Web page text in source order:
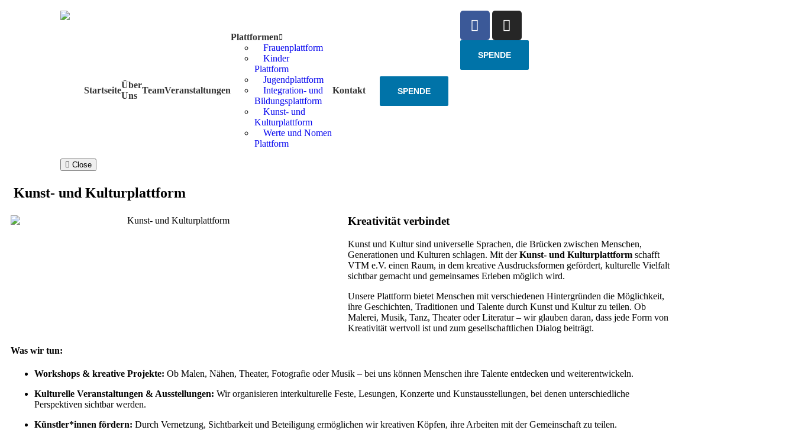
Startseite
Über
Uns
TeamVeranstaltungen
Plattformen
Frauenplattform
Kinder
Plattform
Jugendplattform
Integration- und
Bildungsplattform
Kunst- und
Kulturplattform
Werte und Nomen
Plattform
Kontakt
Close
SPENDE
SPENDE
Kunst- und Kulturplattform
Kreativität verbindet
Kunst und Kultur sind universelle Sprachen, die Brücken zwischen Menschen,
Generationen und Kulturen schlagen. Mit derKunst- und Kulturplattform schafft
VTM e.V. einen Raum, in dem kreative Ausdrucksformen gefördert, kulturelle Vielfalt
sichtbar gemacht und gemeinsames Erleben möglich wird.
Unsere Plattform bietet Menschen mit verschiedenen Hintergründen die Möglichkeit,
ihre Geschichten, Traditionen und Talente durch Kunst und Kultur zu teilen. Ob
Malerei, Musik, Tanz, Theater oder Literatur – wir glauben daran, dass jede Form von
Kreativität wertvoll ist und zum gesellschaftlichen Dialog beiträgt.
Was wir tun:
Workshops & kreative Projekte: Ob Malen, Nähen, Theater, Fotografie oder Musik – bei uns können Menschen ihre Talente entdecken und weiterentwickeln.
Kulturelle Veranstaltungen & Ausstellungen: Wir organisieren interkulturelle Feste, Lesungen, Konzerte und Kunstausstellungen, bei denen unterschiedliche
Perspektiven sichtbar werden.
Künstler*innen fördern: Durch Vernetzung, Sichtbarkeit und Beteiligung ermöglichen wir kreativen Köpfen, ihre Arbeiten mit der Gemeinschaft zu teilen.